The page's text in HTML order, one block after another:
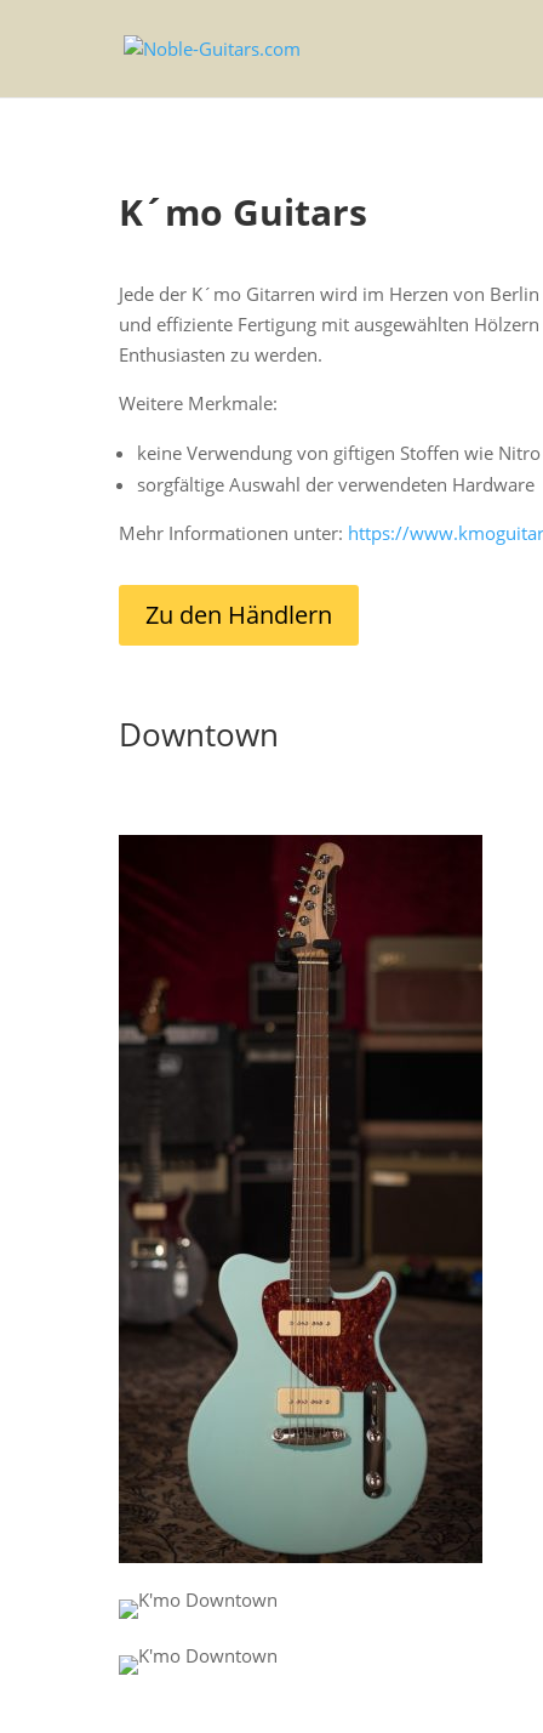
K´mo Guitars
Jede der K´mo Gitarren wird im Herzen von
und effiziente Fertigung mit ausgewählten
Enthusiasten zu werden.
Weitere Merkmale:
keine Verwendung von giftigen Stoffen wie
sorgfältige Auswahl der verwendeten Hardware
Mehr Informationen unter: https://
Zu den Händlern
Downtown